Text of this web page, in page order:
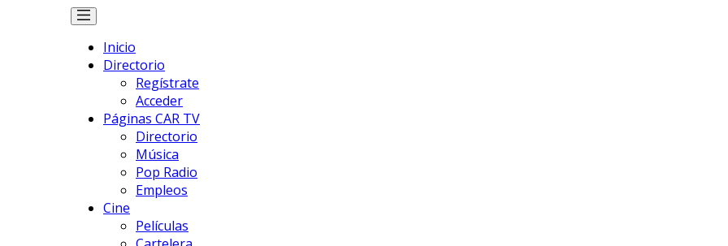
Inicio
Directorio
Regístrate
Acceder
Páginas CAR TV
Directorio
Música
Pop Radio
Empleos
Cine
Películas